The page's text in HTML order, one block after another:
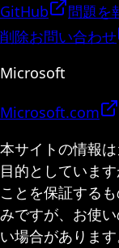
GitHub 問題を
削除お問い合わせ
Microsoft
Microsoft.com
本サイトの情報
目的としていま
ことを保証する
みですが、お使
い場合がありま